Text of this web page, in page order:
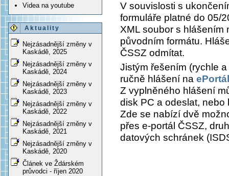
Videa na youtube
Aktuality
Nejzásadnější změny v
Kaskádě, 2025
Nejzásadnější změny v
Kaskádě, 2024
Nejzásadnější změny v
Kaskádě, 2023
Nejzásadnější změny v
Kaskádě, 2022
Nejzásadnější změny v
Kaskádě, 2021
Nejzásadnější změny v
Kaskádě, 2020
Článek ve Ždárském
průvodci - říjen 2020
V souvislosti s
formuláře platné do 05/
XML soubor s hlášením
původním formátu.
ČSSZ odmítat.
Jistým řešením (rychle
ručně hlášení na
Z vyplněného hlášení
disk PC a odeslat,
Zde se nabízí dvě
přes e-portál ČSSZ,
datových schránek